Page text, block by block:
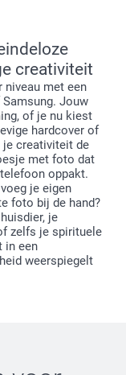
creativiteit
niveau met een
Jouw
of je nu kiest
hardcover of
je creativiteit de
met foto dat
oppakt.
je eigen
foto bij de hand?
je
zelfs je spirituele
in een
weerspiegelt